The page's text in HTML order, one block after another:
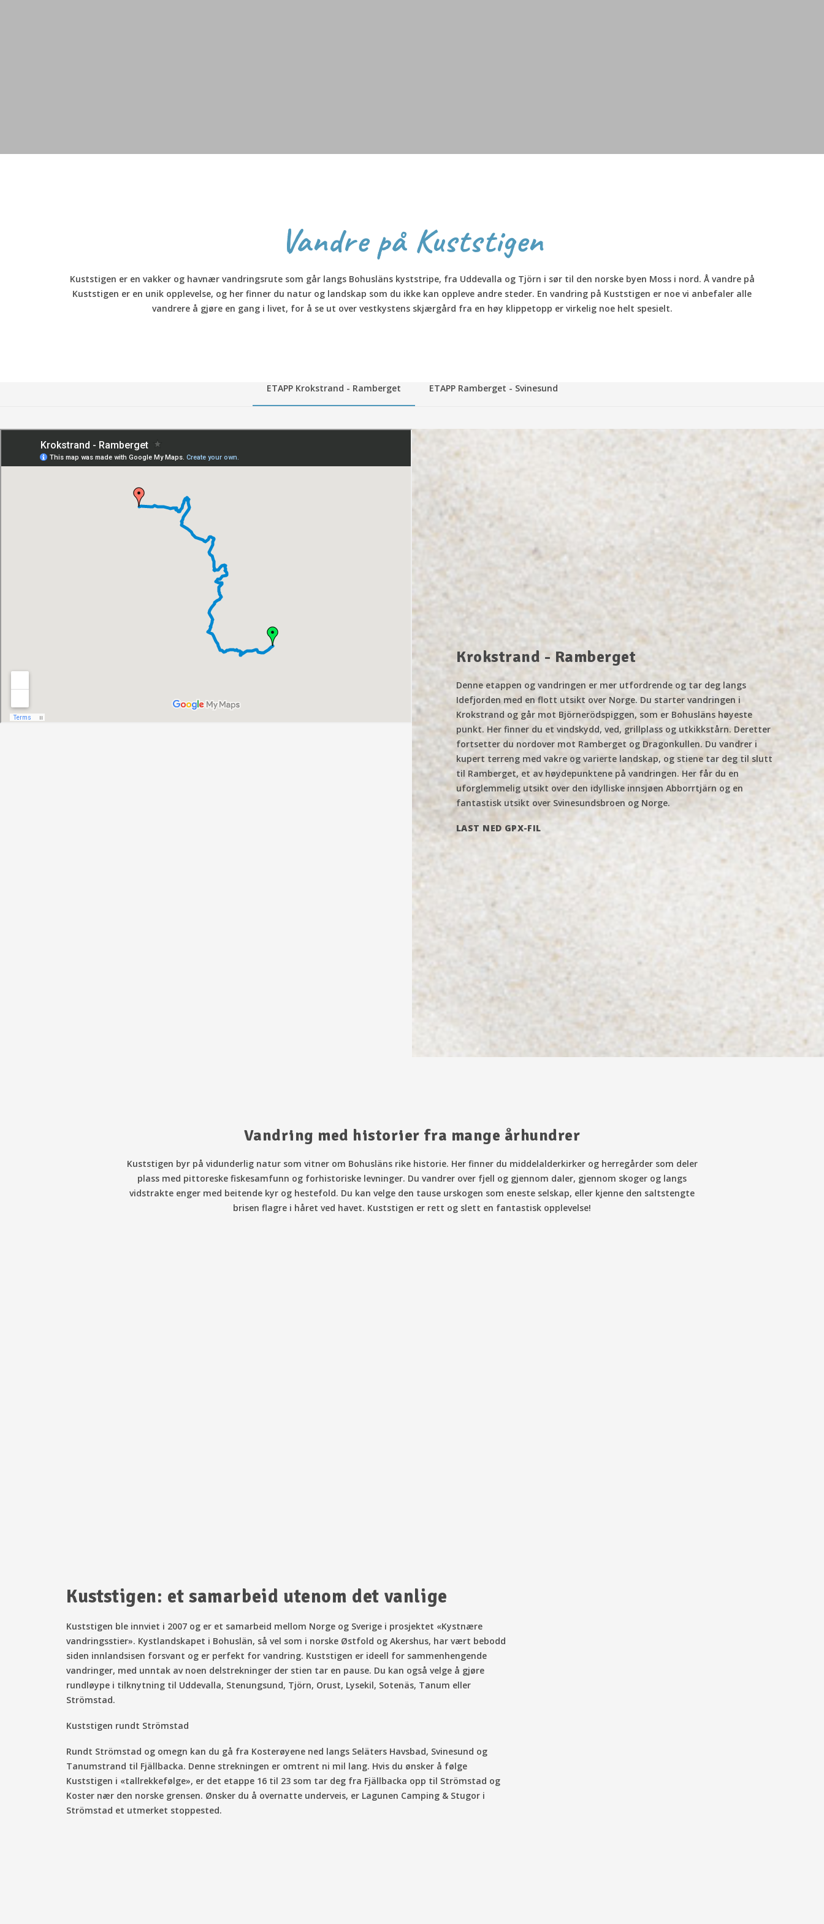
Vandre på Kuststigen
Kuststigen er en vakker og havnær vandringsrute som går langs Bohusläns kyststripe, fra Uddevalla og Tjörn i sør til den norske byen Moss i nord. Å vandre på
Kuststigen er en unik opplevelse, og her finner du natur og landskap som du ikke kan oppleve andre steder. En vandring på Kuststigen er noe vi anbefaler alle
vandrere å gjøre en gang i livet, for å se ut over vestkystens skjærgård fra en høy klippetopp er virkelig noe helt spesielt.
ETAPP Krokstrand - Ramberget ETAPP Ramberget - Svinesund
Krokstrand - Ramberget
Denne etappen og vandringen er mer utfordrende og tar deg langs
Idefjorden med en flott utsikt over Norge. Du starter vandringen i
Krokstrand og går mot Björnerödspiggen, som er Bohusläns høyeste
punkt. Her finner du et vindskydd, ved, grillplass og utkikkstårn. Deretter
fortsetter du nordover mot Ramberget og Dragonkullen. Du vandrer i
kupert terreng med vakre og varierte landskap, og stiene tar deg til slutt
til Ramberget, et av høydepunktene på vandringen. Her får du en
uforglemmelig utsikt over den idylliske innsjøen Abborrtjärn og en
fantastisk utsikt over Svinesundsbroen og Norge.
LAST NED GPX-FIL
Vandring med historier fra mange århundrer
Kuststigen byr på vidunderlig natur som vitner om Bohusläns rike historie. Her finner du middelalderkirker og herregårder som deler
plass med pittoreske fiskesamfunn og forhistoriske levninger. Du vandrer over fjell og gjennom daler, gjennom skoger og langs
vidstrakte enger med beitende kyr og hestefold. Du kan velge den tause urskogen som eneste selskap, eller kjenne den saltstengte
brisen flagre i håret ved havet. Kuststigen er rett og slett en fantastisk opplevelse!
Kuststigen: et samarbeid utenom det vanlige
Kuststigen ble innviet i 2007 og er et samarbeid mellom Norge og Sverige i prosjektet «Kystnære
vandringsstier». Kystlandskapet i Bohuslän, så vel som i norske Østfold og Akershus, har vært bebodd
siden innlandsisen forsvant og er perfekt for vandring. Kuststigen er ideell for sammenhengende
vandringer, med unntak av noen delstrekninger der stien tar en pause. Du kan også velge å gjøre
rundløype i tilknytning til Uddevalla, Stenungsund, Tjörn, Orust, Lysekil, Sotenäs, Tanum eller
Strömstad.
Kuststigen rundt Strömstad
Rundt Strömstad og omegn kan du gå fra Kosterøyene ned langs Seläters Havsbad, Svinesund og
Tanumstrand til Fjällbacka. Denne strekningen er omtrent ni mil lang. Hvis du ønsker å følge
Kuststigen i «tallrekkefølge», er det etappe 16 til 23 som tar deg fra Fjällbacka opp til Strömstad og
Koster nær den norske grensen. Ønsker du å overnatte underveis, er Lagunen Camping & Stugor i
Strömstad et utmerket stoppested.